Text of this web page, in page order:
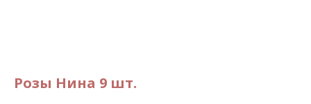
Розы Нина 9 шт.